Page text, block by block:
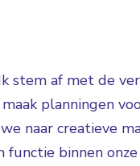
stem af met de
planningen
naar creatieve
binnen